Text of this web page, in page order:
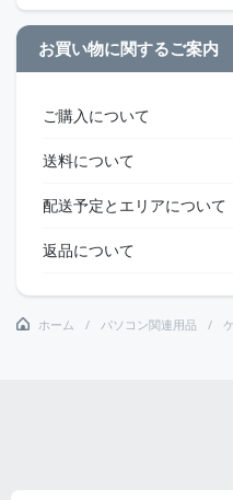
お買い物に関するご案内
ご購入について
送料について
配送予定とエリアについて
返品について
ホーム パソコン関連用品